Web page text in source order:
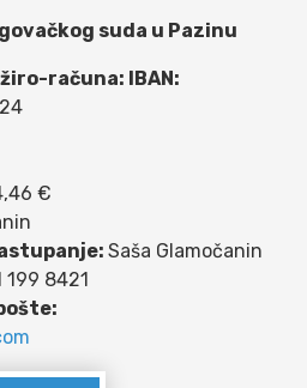
suda u Pazinu
računa: IBAN:
€
Saša Glamočanin
199 8421